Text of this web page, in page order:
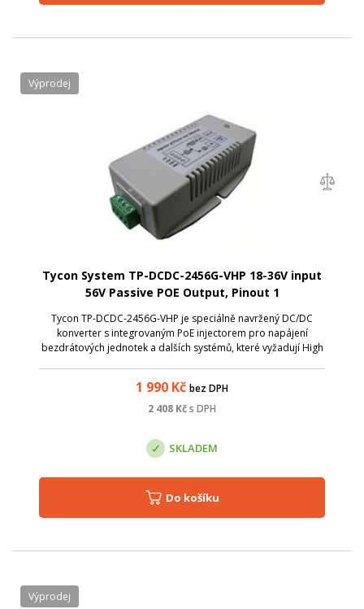
Tycon System TP-DCDC-2456G-VHP 18-36V input
56V Passive POE Output, Pinout 1
Tycon TP-DCDC-2456G-VHP je speciálně navržený DC/DC
konverter s integrovaným PoE injectorem pro napájení
bezdrátových jednotek a dalších systémů, které vyžadují High
1 990 Kč bez DPH
2 408 Kčs DPH
Výprodej
SKLADEM
Do košíku
Výprodej